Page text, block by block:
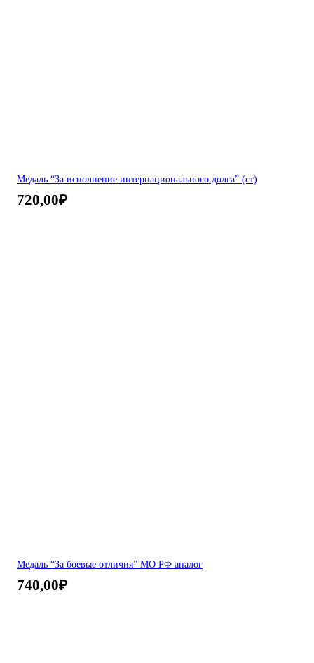
Медаль “За исполнение интернационального долга” (ст)
720,00₽
Медаль “За боевые отличия” МО РФ аналог
740,00₽